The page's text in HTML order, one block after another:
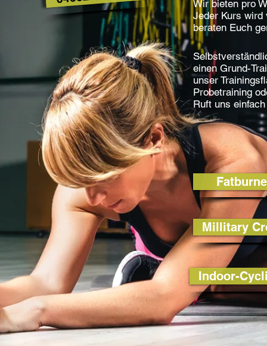
Wir bieten pro
Jeder Kurs wird
beraten Euch
Indoor-
Millitary
einen Grund-
unser
Probetraining
Ruft uns